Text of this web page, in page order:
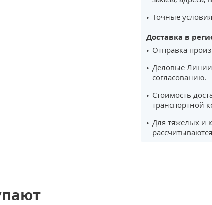
Точные
Доставка в
Отправка
Деловые
согласованию.
Стоимость
транспортной
Для тяжёлых и